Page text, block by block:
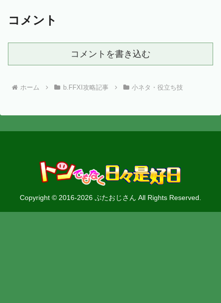
コメント
コメントを書き込む
ホーム b.FFXI攻略記事 小ネタ・役立ち技
Copyright © 2016-2026 ぶたおじさん All Rights Reserved.